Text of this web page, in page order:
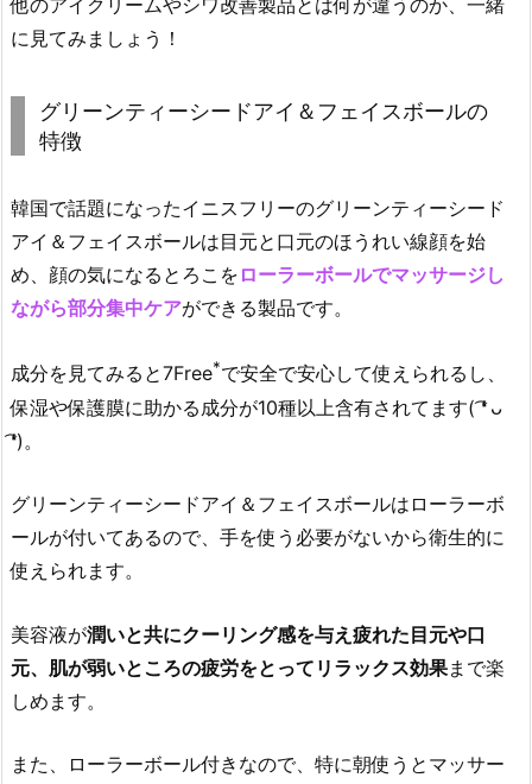
に見てみましょう！
グリーンティーシードアイ＆フェイスボールの
特徴
韓国で話題になったイニスフリーのグリーンティーシード
アイ＆フェイスボールは目元と口元のほうれい線顔を始
め、顔の気になるとろこを ローラーボールでマッサージし
ながら部分集中ケアができる製品です。
成分を見てみると7Free*で安全で安心して使えられるし、
保湿や保護膜に助かる成分が10種以上含有されてます( ͡❛ ᴗ
͡❛)。
グリーンティーシードアイ＆フェイスボールはローラーボ
ールが付いてあるので、手を使う必要がないから衛生的に
使えられます。
美容液が潤いと共にクーリング感を与え疲れた目元や口
元、肌が弱いところの疲労をとってリラックス効果まで楽
しめます。
また、ローラーボール付きなので、特に朝使うとマッサー